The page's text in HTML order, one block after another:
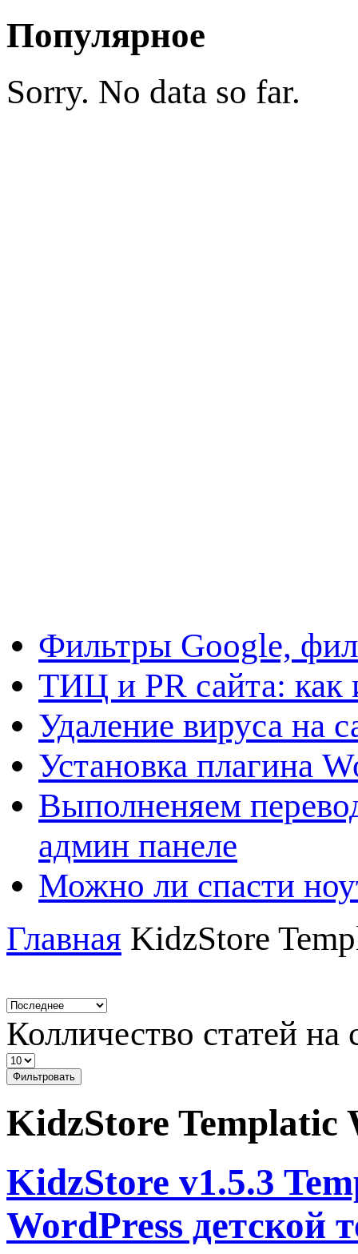
Популярное
Sorry. No data so far.
Фильтры Google,
ТИЦ и PR сайта: как
Удаление вируса на
Установка плагина
Выполненяем
админ панеле
Можно ли спасти
Главная KidzStore
Колличество статей на
Фильтровать
KidzStore Templatic
KidzStore v1.5.3
WordPress детской